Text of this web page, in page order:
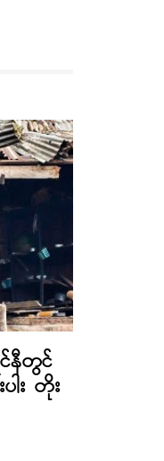
နီတွင်
ါး တိုး